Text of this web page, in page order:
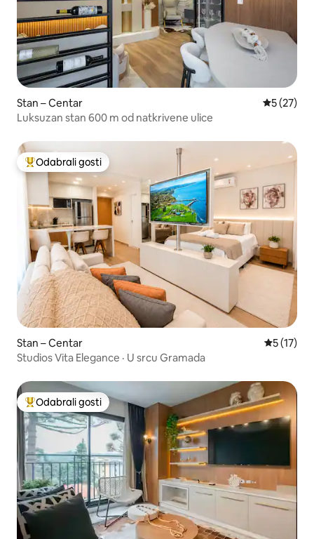
Stan – Centar Prosječna
5 (27)
Luksuzan stan 600 m od natkrivene ulice
Među najviše rangiranima s oznakom „Odabrali gosti”
Odabrali gosti
Stan – Centar Prosječna
5 (17)
Studios Vita Elegance · U srcu Gramada
Među najviše rangiranima s oznakom „Odabrali gosti”
Odabrali gosti